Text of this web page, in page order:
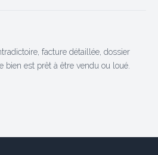
facture détaillée, dossier
bien est prêt à être vendu ou loué.